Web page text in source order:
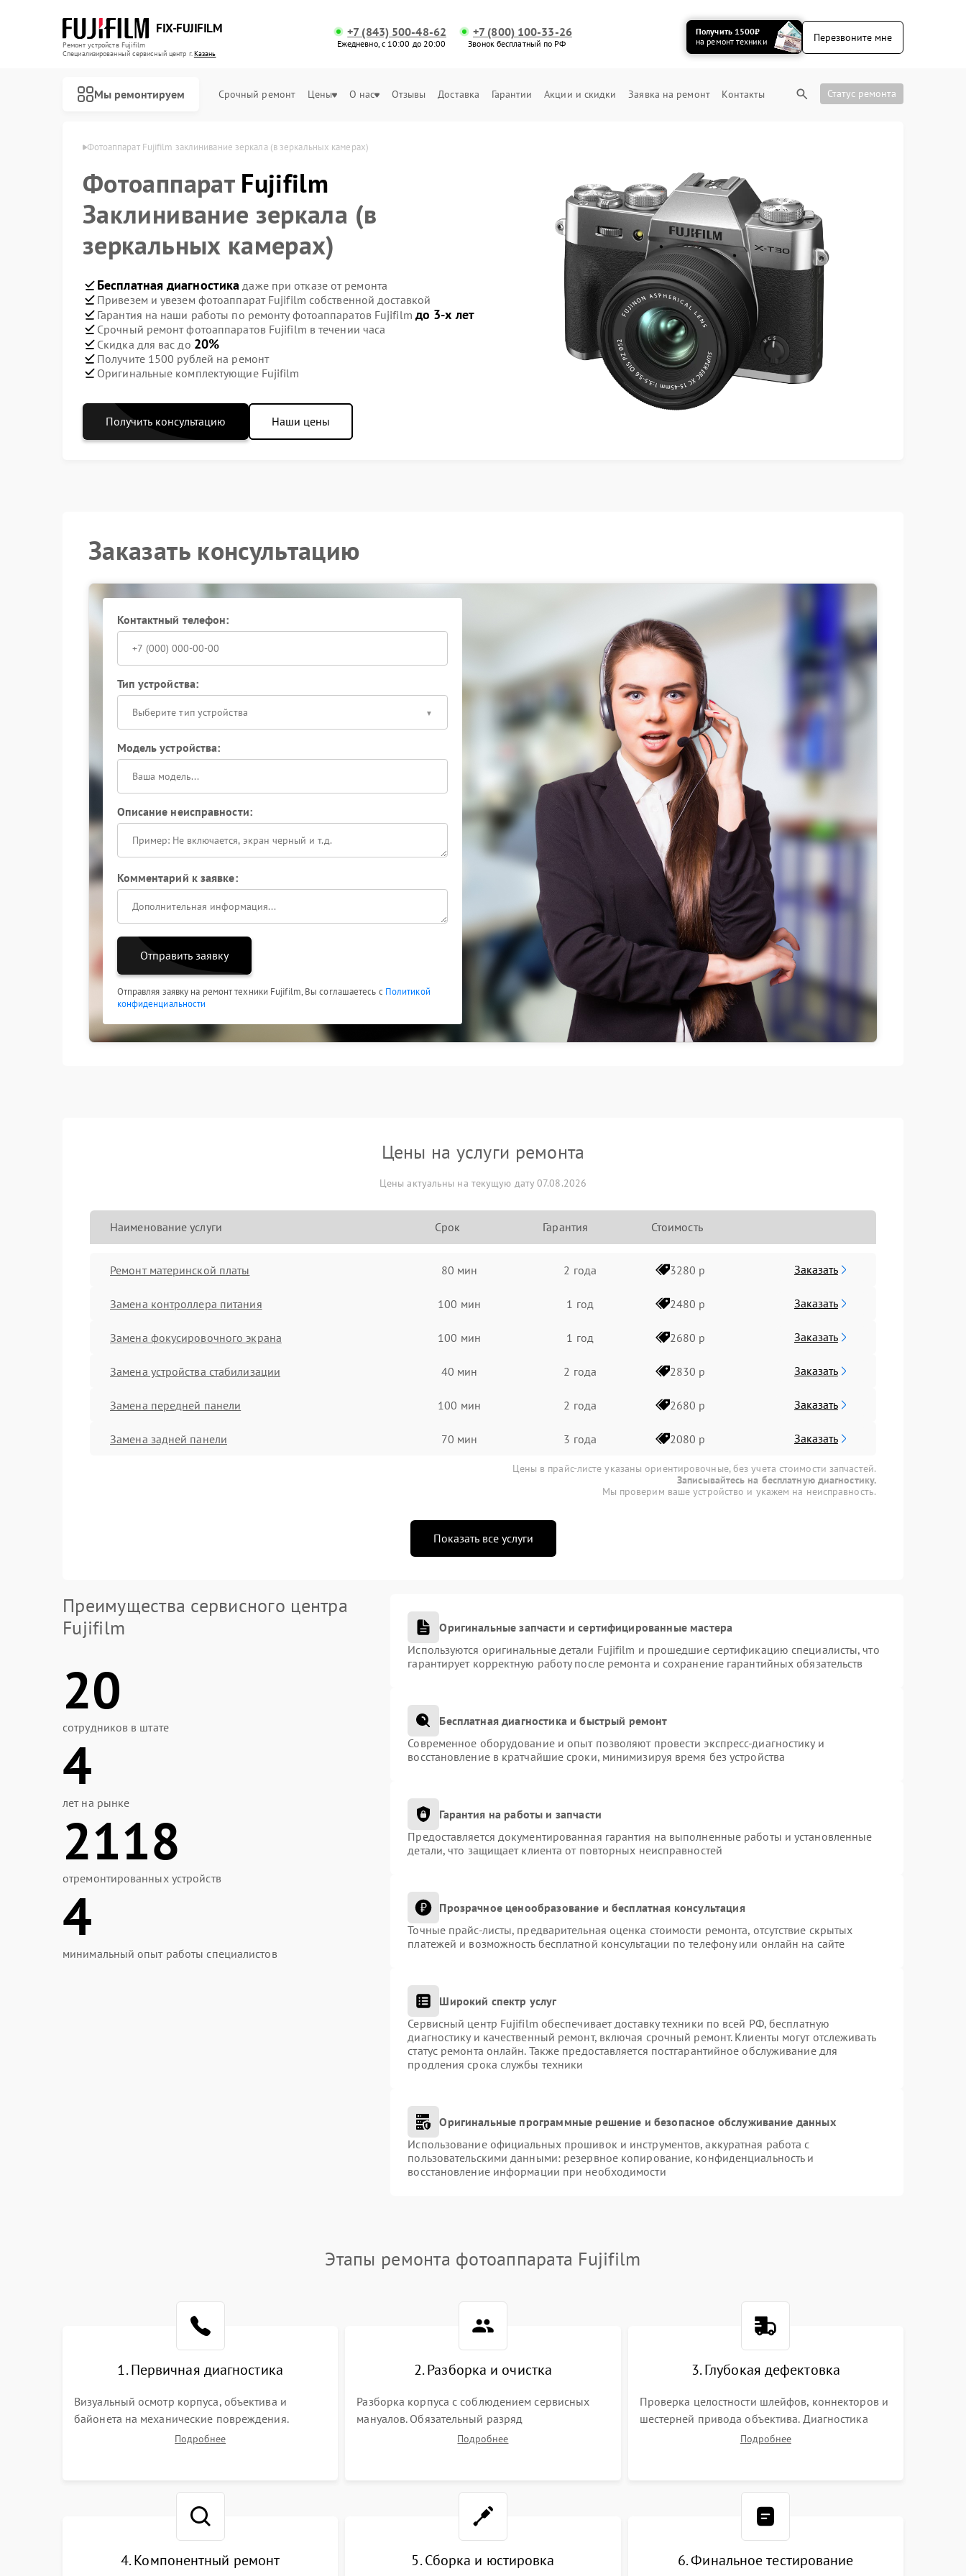
FIX-FUJIFILM
Ремонт устройств Fujifilm
Специализированный cервисный центр г.Казань
+7 (843) 500-48-62
Ежедневно, с 10:00 до 20:00
+7 (800) 100-33-26
Звонок бесплатный по РФ
Получить 1500₽
на ремонт техники
Перезвоните мне
Мы ремонтируем Срочный ремонт Цены О нас Отзывы Доставка Гарантии Акции и скидки Заявка на ремонт Контакты Статус ремонта
Фотоаппарат Fujifilm заклинивание зеркала (в зеркальных камерах)
Фотоаппарат Fujifilm
Заклинивание зеркала (в
зеркальных камерах)
Бесплатная диагностика даже при отказе от ремонта
Привезем и увезем фотоаппарат Fujifilm собственной доставкой
Гарантия на наши работы по ремонту фотоаппаратов Fujifilm до 3-х лет
Срочный ремонт фотоаппаратов Fujifilm в течении часа
Скидка для вас до 20%
Получите 1500 рублей на ремонт
Оригинальные комплектующие Fujifilm
Получить консультацию Наши цены
Заказать консультацию
Контактный телефон:
Тип устройства:
Выберите тип устройства
Модель устройства:
Описание неисправности:
Комментарий к заявке:
Отправить заявку
Отправляя заявку на ремонт техники Fujifilm, Вы соглашаетесь с Политикой
конфиденциальности
Цены на услуги ремонта
Цены актуальны на текущую дату 07.08.2026
Наименование услуги Срок Гарантия Стоимость
Ремонт материнской платы 80 мин 2 года 3280 р Заказать
Замена контроллера питания 100 мин 1 год 2480 р Заказать
Замена фокусировочного экрана 100 мин 1 год 2680 р Заказать
Замена устройства стабилизации 40 мин 2 года 2830 р Заказать
Замена передней панели 100 мин 2 года 2680 р Заказать
Замена задней панели 70 мин 3 года 2080 р Заказать
Цены в прайс-листе указаны ориентировочные, без учета стоимости запчастей.
Записывайтесь на бесплатную диагностику.
Мы проверим ваше устройство и укажем на неисправность.
Показать все услуги
Преимущества сервисного центра
Fujifilm
20
сотрудников в штате
4
лет на рынке
2118
отремонтированных устройств
4
минимальный опыт работы специалистов
Оригинальные запчасти и сертифицированные мастера
Используются оригинальные детали Fujifilm и прошедшие сертификацию специалисты, что
гарантирует корректную работу после ремонта и сохранение гарантийных обязательств
Бесплатная диагностика и быстрый ремонт
Современное оборудование и опыт позволяют провести экспресс-диагностику и
восстановление в кратчайшие сроки, минимизируя время без устройства
Гарантия на работы и запчасти
Предоставляется документированная гарантия на выполненные работы и установленные
детали, что защищает клиента от повторных неисправностей
Прозрачное ценообразование и бесплатная консультация
Точные прайс-листы, предварительная оценка стоимости ремонта, отсутствие скрытых
платежей и возможность бесплатной консультации по телефону или онлайн на сайте
Широкий спектр услуг
Сервисный центр Fujifilm обеспечивает доставку техники по всей РФ, бесплатную
диагностику и качественный ремонт, включая срочный ремонт. Клиенты могут отслеживать
статус ремонта онлайн. Также предоставляется постгарантийное обслуживание для
продления срока службы техники
Оригинальные программные решение и безопасное обслуживание данных
Использование официальных прошивок и инструментов, аккуратная работа с
пользовательскими данными: резервное копирование, конфиденциальность и
восстановление информации при необходимости
Этапы ремонта фотоаппарата Fujifilm
1. Первичная диагностика
Визуальный осмотр корпуса, объектива и
байонета на механические повреждения.
Проверка реакции на включение, считывание
Подробнее
2. Разборка и очистка
Разборка корпуса с соблюдением сервисных
мануалов. Обязательный разряд
высоковольтного конденсатора вспышки для
Подробнее
3. Глубокая дефектовка
Проверка целостности шлейфов, коннекторов и
шестерней привода объектива. Диагностика
материнской платы, цепей питания и
Подробнее
4. Компонентный ремонт 5. Сборка и юстировка 6. Финальное тестирование